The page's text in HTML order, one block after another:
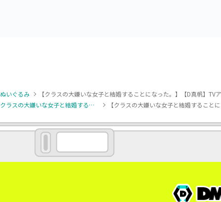
ぬいぐるみ
【クラスの大嫌いな女子と結婚することになった。】【D真帆】
クラスの大嫌いな女子と結婚することになった。 【クラスの大嫌いな女子と結婚すること